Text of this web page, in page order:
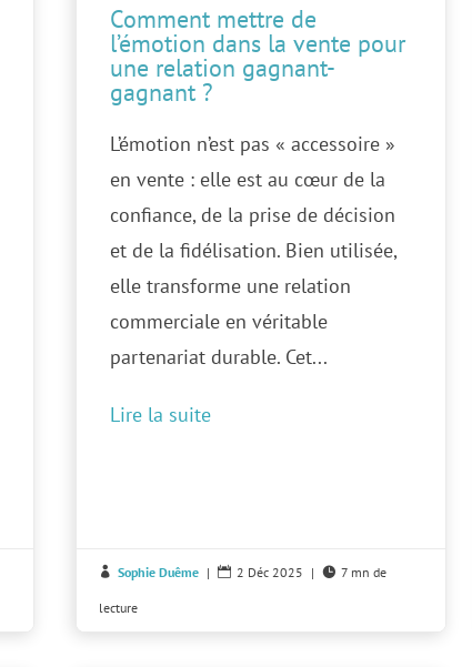
Comment mettre de
l’émotion dans la vente pour
une relation gagnant-
gagnant ?
L’émotion n’est pas « accessoire »
en vente : elle est au cœur de la
confiance, de la prise de décision
et de la fidélisation. Bien utilisée,
elle transforme une relation
commerciale en véritable
partenariat durable. Cet...
Lire la suite
 Sophie Duême |  2 Déc 2025 |  7 mn de
lecture